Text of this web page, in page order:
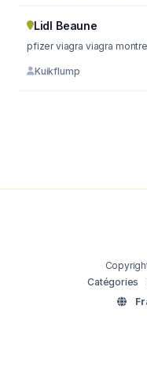
Lidl Beaune
pfizer viagra viagra
Kuikflump
Catégories